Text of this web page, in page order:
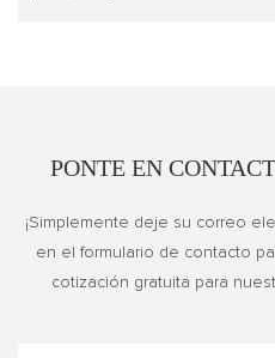
PONTE EN
¡Simplemente deje su correo
en el formulario de contacto
cotización gratuita para